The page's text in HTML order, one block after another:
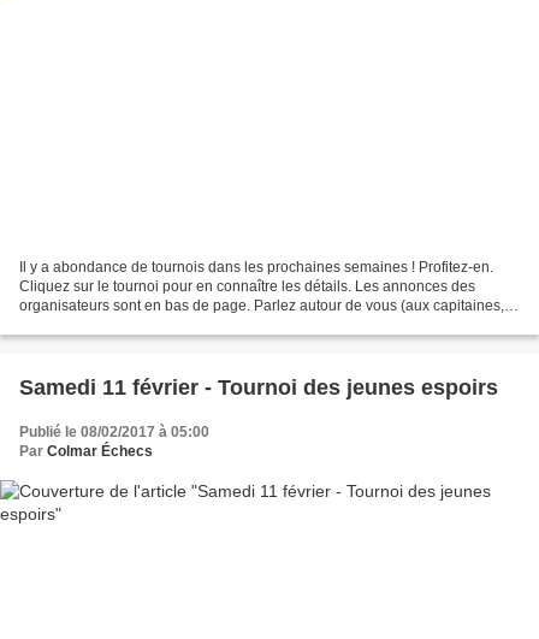
Il y a abondance de tournois dans les prochaines semaines ! Profitez-en.
Cliquez sur le tournoi pour en connaître les détails. Les annonces des
organisateurs sont en bas de page. Parlez autour de vous (aux capitaines,
Samedi 11 février - Tournoi des jeunes espoirs
Publié le 08/02/2017 à 05:00
Par Colmar Échecs